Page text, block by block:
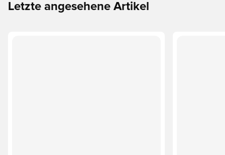
Letzte angesehene Artikel